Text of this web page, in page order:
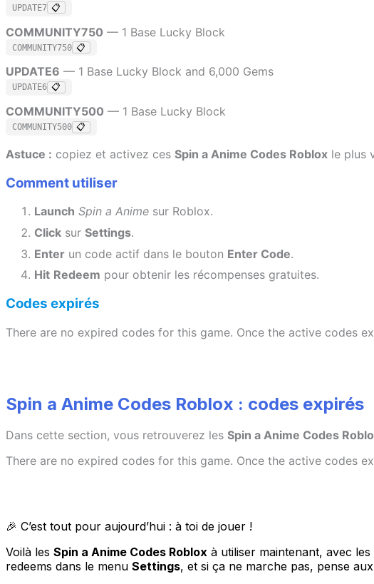
UPDATE7 📋
COMMUNITY750 — 1 Base Lucky Block
COMMUNITY750 📋
UPDATE6 — 1 Base Lucky Block and 6,000 Gems
UPDATE6 📋
COMMUNITY500 — 1 Base Lucky Block
COMMUNITY500 📋
Astuce : copiez et activez ces Spin a Anime Codes Roblox le plus
Comment utiliser
Launch Spin a Anime sur Roblox.
Click sur Settings.
Enter un code actif dans le bouton Enter Code.
Hit Redeem pour obtenir les récompenses gratuites.
Codes expirés
There are no expired codes for this game. Once the active codes
Spin a Anime Codes Roblox : codes expirés
Dans cette section, vous retrouverez les Spin a Anime Codes
There are no expired codes for this game. Once the active codes
🎉 C’est tout pour aujourd’hui : à toi de jouer !
Voilà les Spin a Anime Codes Roblox à utiliser maintenant, avec
redeems dans le menu Settings, et si ça ne marche pas, pense